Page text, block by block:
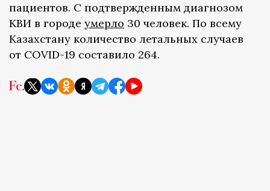
пациентов. С подтвержденным диагнозом
КВИ в городе умерло 30 человек. По всему
Казахстану количество летальных случаев
от COVID-19 составило 264.